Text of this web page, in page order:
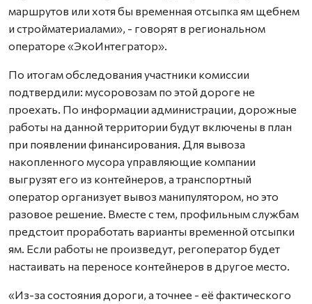
маршрутов или хотя бы временная отсыпка ям щебнем
и стройматериалами», - говорят в региональном
операторе «ЭкоИнтегратор».
По итогам обследования участники комиссии
подтвердили: мусоровозам по этой дороге не
проехать. По информации администрации, дорожные
работы на данной территории будут включены в план
при появлении финансирования. Для вывоза
накопленного мусора управляющие компании
выгрузят его из контейнеров, а транспортный
оператор организует вывоз манипулятором, но это
разовое решение. Вместе с тем, профильным службам
предстоит проработать варианты временной отсыпки
ям. Если работы не произведут, регоператор будет
настаивать на переносе контейнеров в другое место.
«Из-за состояния дороги, а точнее - её фактического